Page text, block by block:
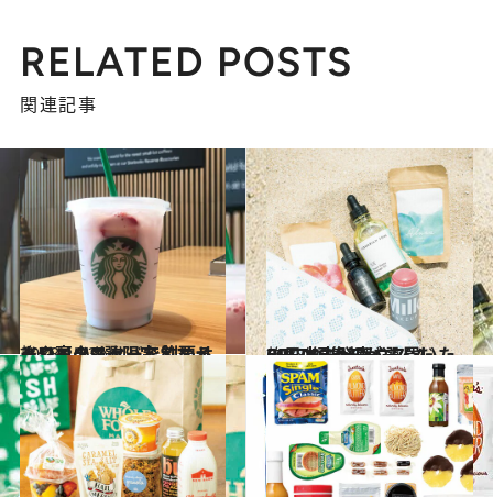
RELATED POSTS
関連記事
2018.10.31
ハワイのスタバで飲めるドリンク9選 限定メニューや裏メニューを制覇せよ
旅＆お出かけ 2018.8.16
CREA編集部が選んだBEST16 ハワイで買いたい日本未発売コスメ
旅＆お出かけ